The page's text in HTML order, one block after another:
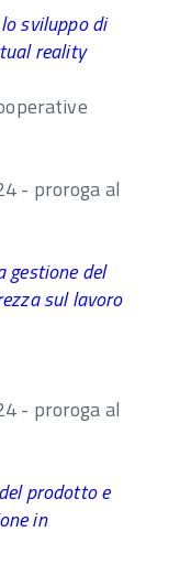
sviluppo di
reality
- proroga al
gestione del
sul lavoro
- proroga al
prodotto e
in